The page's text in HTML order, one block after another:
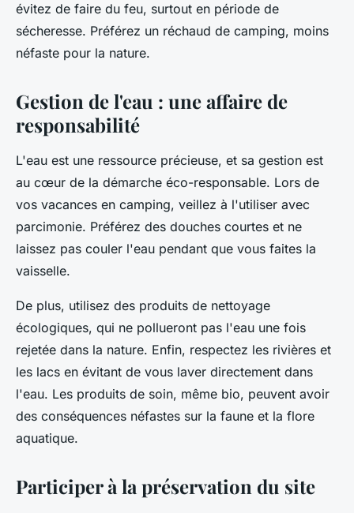
évitez de faire du feu, surtout en période de
sécheresse. Préférez un réchaud de camping, moins
néfaste pour la nature.
Gestion de l'eau : une affaire de
responsabilité
L'eau est une ressource précieuse, et sa gestion est
au cœur de la démarche éco-responsable. Lors de
vos vacances en camping, veillez à l'utiliser avec
parcimonie. Préférez des douches courtes et ne
laissez pas couler l'eau pendant que vous faites la
vaisselle.
De plus, utilisez des produits de nettoyage
écologiques, qui ne pollueront pas l'eau une fois
rejetée dans la nature. Enfin, respectez les rivières et
les lacs en évitant de vous laver directement dans
l'eau. Les produits de soin, même bio, peuvent avoir
des conséquences néfastes sur la faune et la flore
aquatique.
Participer à la préservation du site